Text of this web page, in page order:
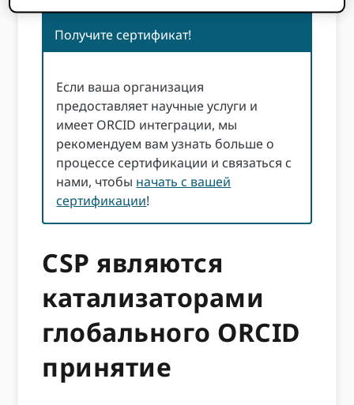
Получите сертификат!
Если ваша организация
предоставляет научные услуги и
имеет ORCID интеграции, мы
рекомендуем вам узнать больше о
процессе сертификации и связаться с
нами, чтобы начать с вашей
сертификации!
CSP являются
катализаторами
глобального ORCID
принятие